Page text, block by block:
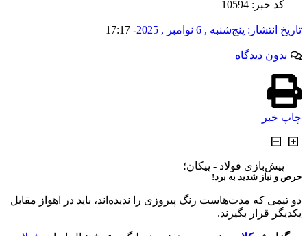
کد خبر: 10594
تاریخ انتشار: پنج‌شنبه , 6 نوامبر , 2025 -
17:17
بدون دیدگاه
چاپ خبر
پیش‌بازی فولاد - پیکان؛
حرص و نیاز شدید به برد!
دو تیمی که مدت‌هاست رنگ پیروزی را ندیده‌اند، باید در اهواز مقابل
یکدیگر قرار بگیرند.